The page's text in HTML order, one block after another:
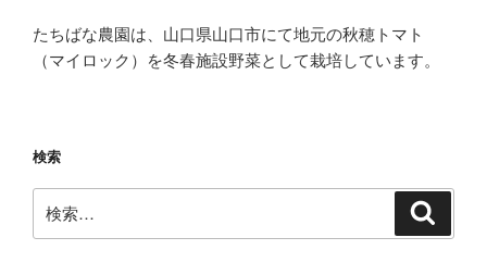
たちばな農園は、山口県山口市にて地元の秋穂トマト
（マイロック）を冬春施設野菜として栽培しています。
検索
索: